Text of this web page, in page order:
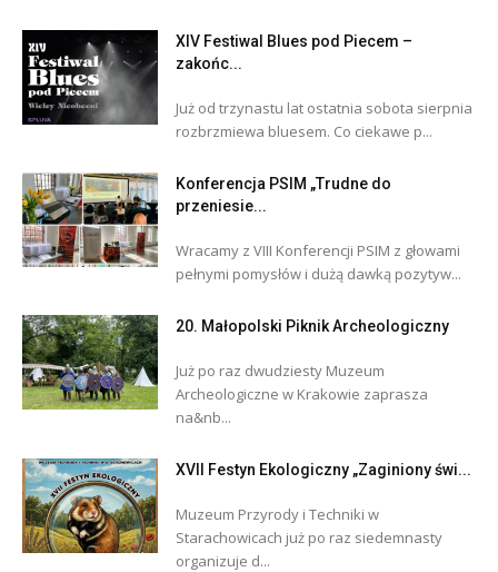
XIV Festiwal Blues pod Piecem –
zakońc...
Już od trzynastu lat ostatnia sobota sierpnia
rozbrzmiewa bluesem. Co ciekawe p...
Konferencja PSIM „Trudne do
przeniesie...
Wracamy z VIII Konferencji PSIM z głowami
pełnymi pomysłów i dużą dawką pozytyw...
20. Małopolski Piknik Archeologiczny
Już po raz dwudziesty Muzeum
Archeologiczne w Krakowie zaprasza
na&nb...
XVII Festyn Ekologiczny „Zaginiony świ...
Muzeum Przyrody i Techniki w
Starachowicach już po raz siedemnasty
organizuje d...